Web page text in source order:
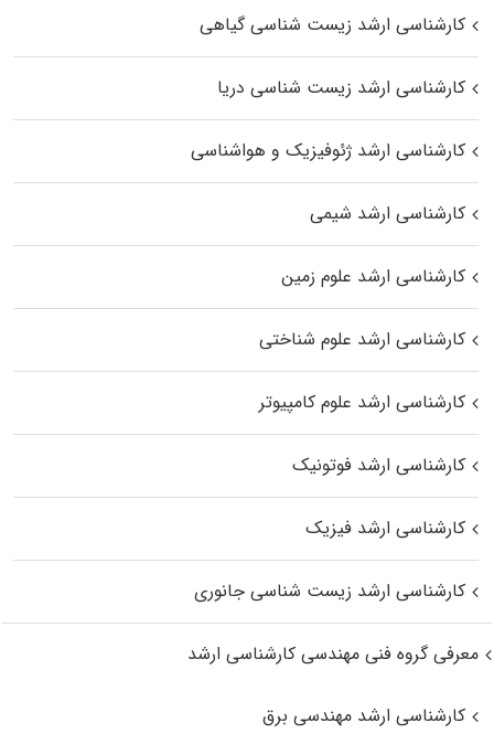
کارشناسی ارشد زیست‌ شناسی گیاهی
کارشناسی ارشد زیست‌ شناسی دریا
کارشناسی ارشد ژئوفیزیک و هواشناسی
کارشناسی ارشد شیمی
کارشناسی ارشد علوم زمین
کارشناسی ارشد علوم شناختی
کارشناسی ارشد علوم کامپیوتر
کارشناسی ارشد فوتونیک
کارشناسی ارشد فیزیک
کارشناسی ارشد زیست‌ شناسی جانوری
معرفی گروه فنی مهندسی کارشناسی ارشد
کارشناسی ارشد مهندسی برق